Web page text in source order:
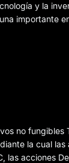
y la
importante
no fungibles
la cual
acciones